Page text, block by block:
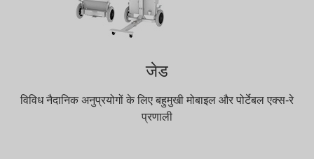
जेड
विविध नैदानिक अनुप्रयोगों के लिए बहुमुखी मोबाइल और पोर्टेबल एक्स-रे
प्रणाली